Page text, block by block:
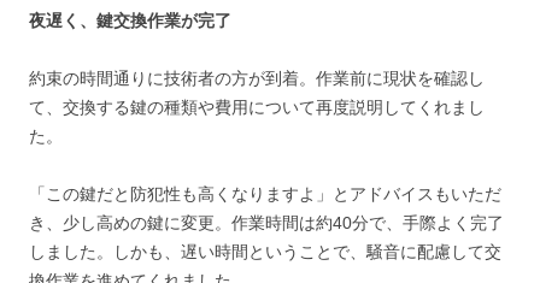
夜遅く、鍵交換作業が完了
約束の時間通りに技術者の方が到着。作業前に現状を確認し
て、交換する鍵の種類や費用について再度説明してくれまし
た。
「この鍵だと防犯性も高くなりますよ」とアドバイスもいただ
き、少し高めの鍵に変更。作業時間は約40分で、手際よく完了
しました。しかも、遅い時間ということで、騒音に配慮して交